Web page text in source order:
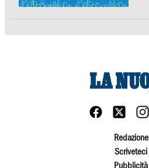
Redazione
Scriveteci
Pubblicità